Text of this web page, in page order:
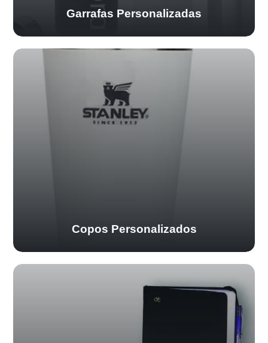
Garrafas Personalizadas
Copos Personalizados